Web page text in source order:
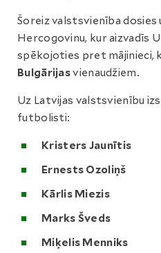
Šoreiz valstsvienība dosies
Hercogovinu, kur aizvadīs
spēkojoties pret mājinieci,
Bulgārijasvienaudžiem.
Uz Latvijas valstsvienību
futbolisti:
Kristers Jaunītis
Ernests Ozoliņš
Kārlis Miezis
Marks Šveds
Miķelis Menniks